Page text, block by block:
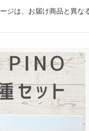
ジは、お届け商品と異